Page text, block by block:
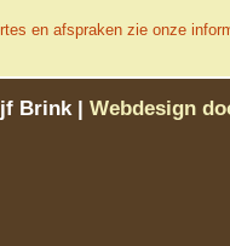
en afspraken zie onze
Brink| Webdesign